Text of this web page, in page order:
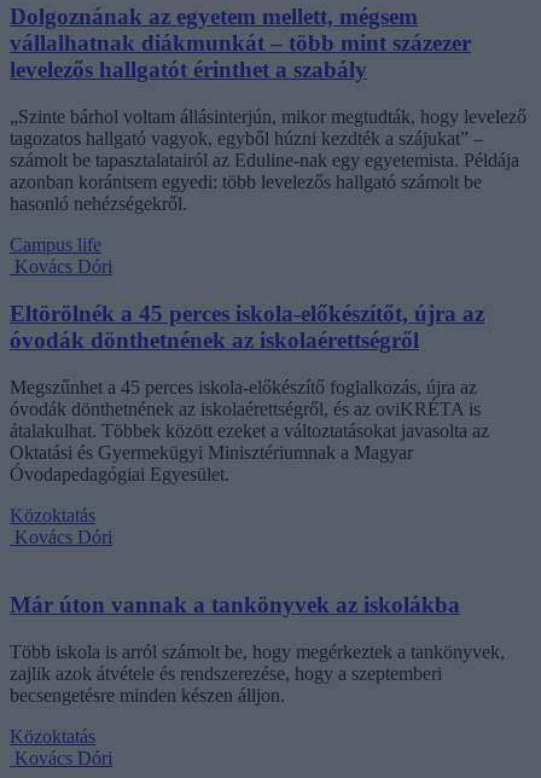
Dolgoznának az egyetem mellett, mégsem
vállalhatnak diákmunkát – több mint százezer
levelezős hallgatót érinthet a szabály
„Szinte bárhol voltam állásinterjún, mikor megtudták, hogy levelező
tagozatos hallgató vagyok, egyből húzni kezdték a szájukat” –
számolt be tapasztalatairól az Eduline-nak egy egyetemista. Példája
azonban korántsem egyedi: több levelezős hallgató számolt be
hasonló nehézségekről.
Campus life
Kovács Dóri
Eltörölnék a 45 perces iskola-előkészítőt, újra az
óvodák dönthetnének az iskolaérettségről
Megszűnhet a 45 perces iskola-előkészítő foglalkozás, újra az
óvodák dönthetnének az iskolaérettségről, és az oviKRÉTA is
átalakulhat. Többek között ezeket a változtatásokat javasolta az
Oktatási és Gyermekügyi Minisztériumnak a Magyar
Óvodapedagógiai Egyesület.
Közoktatás
Kovács Dóri
Már úton vannak a tankönyvek az iskolákba
Több iskola is arról számolt be, hogy megérkeztek a tankönyvek,
zajlik azok átvétele és rendszerezése, hogy a szeptemberi
becsengetésre minden készen álljon.
Közoktatás
Kovács Dóri